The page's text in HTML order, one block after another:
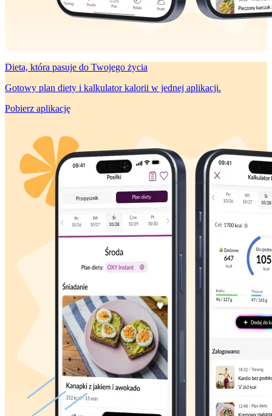
Dieta, która pasuje do Twojego życia
Gotowy plan diety i kalkulator kalorii w jednej aplikacji.
Pobierz aplikację